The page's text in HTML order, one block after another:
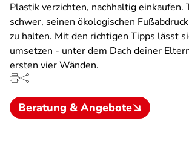
Plastik verzichten, nachhaltig einkaufen.
schwer, seinen ökologischen
zu halten. Mit den richtigen Tipps lässt
umsetzen - unter dem Dach deiner
ersten vier Wänden.
Beratung & Angebote